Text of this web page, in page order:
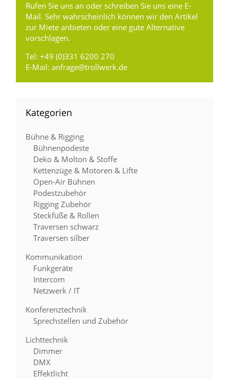
Rufen Sie uns an oder schreiben Sie uns eine E-
Mail. Sehr wahrscheinlich können wir den Artikel
zur Miete anbieten oder eine gute Alternative
vorschlagen.
Tel:+49 (0)331 6200 270
E-Mail:anfrage@trollwerk.de
Kategorien
Bühne & Rigging
Bühnenpodeste
Deko & Molton & Stoffe
Kettenzüge & Motoren & Lifte
Open-Air Bühnen
Podestzubehör
Rigging Zubehör
Steckfüße & Rollen
Traversen schwarz
Traversen silber
Kommunikation
Funkgeräte
Intercom
Netzwerk / IT
Konferenztechnik
Sprechstellen und Zubehör
Lichttechnik
Dimmer
DMX
Effektlicht